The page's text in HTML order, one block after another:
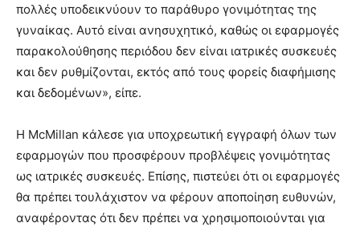
πολλές υποδεικνύουν το παράθυρο γονιμότητας της
γυναίκας. Αυτό είναι ανησυχητικό, καθώς οι εφαρμογές
παρακολούθησης περιόδου δεν είναι ιατρικές συσκευές
και δεν ρυθμίζονται, εκτός από τους φορείς διαφήμισης
και δεδομένων», είπε.
Η McMillan κάλεσε για υποχρεωτική εγγραφή όλων των
εφαρμογών που προσφέρουν προβλέψεις γονιμότητας
ως ιατρικές συσκευές. Επίσης, πιστεύει ότι οι εφαρμογές
θα πρέπει τουλάχιστον να φέρουν αποποίηση ευθυνών,
αναφέροντας ότι δεν πρέπει να χρησιμοποιούνται για